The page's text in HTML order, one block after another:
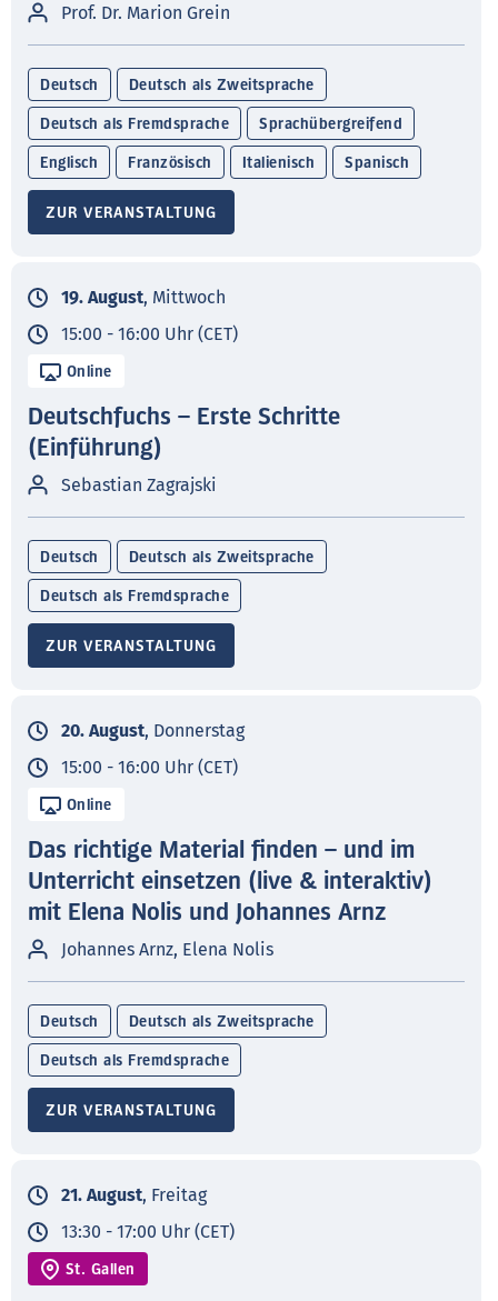
Prof. Dr. Marion Grein
Deutsch Deutsch als Zweitsprache
Deutsch als Fremdsprache Sprachübergreifend
Englisch Französisch Italienisch Spanisch
ZUR VERANSTALTUNG
19. August, Mittwoch
15:00 - 16:00 Uhr (CET)
Online
Deutschfuchs – Erste Schritte
(Einführung)
Sebastian Zagrajski
Deutsch Deutsch als Zweitsprache
Deutsch als Fremdsprache
ZUR VERANSTALTUNG
20. August, Donnerstag
15:00 - 16:00 Uhr (CET)
Online
Das richtige Material finden – und im
Unterricht einsetzen (live & interaktiv)
mit Elena Nolis und Johannes Arnz
Johannes Arnz, Elena Nolis
Deutsch Deutsch als Zweitsprache
Deutsch als Fremdsprache
ZUR VERANSTALTUNG
21. August, Freitag
13:30 - 17:00 Uhr (CET)
St. Gallen